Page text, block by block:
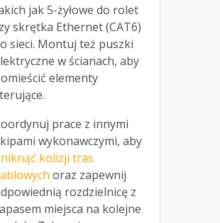
jak 5-żyłowe do rolet
skrętka Ethernet (CAT6)
sieci. Montuj też puszki
w ścianach, aby
elementy
prace z innymi
wykonawczymi, aby
kolizji tras
oraz zapewnij
rozdzielnicę z
miejsca na kolejne